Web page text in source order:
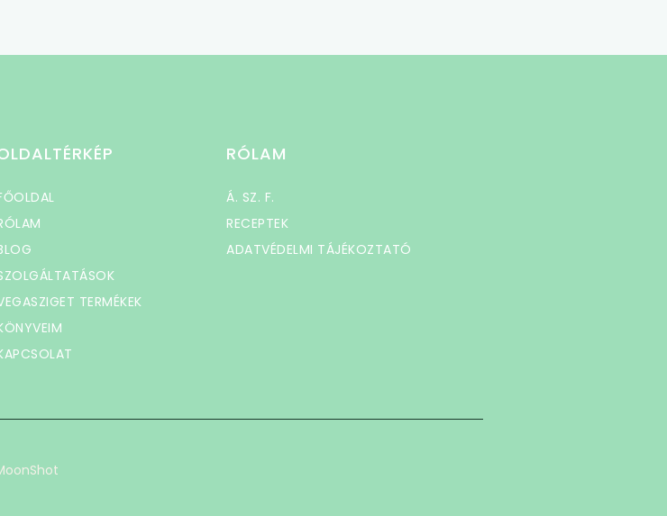
TERMÉKEK
RÓLAM
Á. SZ. F.
RECEPTEK
ADATVÉDELMI TÁJÉKOZTATÓ